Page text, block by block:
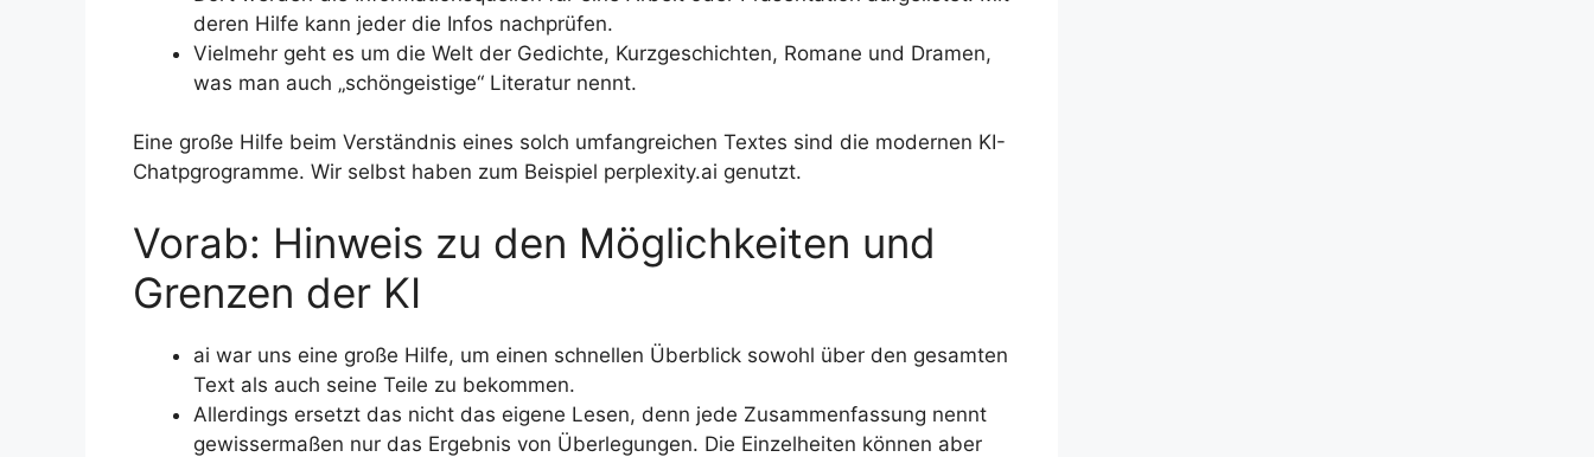
deren Hilfe kann jeder die Infos nachprüfen.
Vielmehr geht es um die Welt der Gedichte, Kurzgeschichten, Romane und Dramen,
was man auch „schöngeistige“ Literatur nennt.
Eine große Hilfe beim Verständnis eines solch umfangreichen Textes sind die modernen KI-
Chatpgrogramme. Wir selbst haben zum Beispiel perplexity.ai genutzt.
Vorab: Hinweis zu den Möglichkeiten und
Grenzen der KI
ai war uns eine große Hilfe, um einen schnellen Überblick sowohl über den gesamten
Text als auch seine Teile zu bekommen.
Allerdings ersetzt das nicht das eigene Lesen, denn jede Zusammenfassung nennt
gewissermaßen nur das Ergebnis von Überlegungen. Die Einzelheiten können aber